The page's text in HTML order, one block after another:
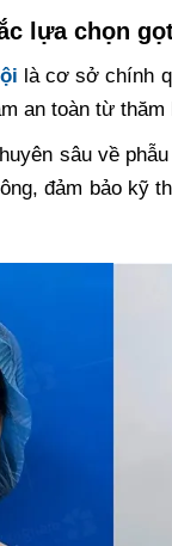
lựa chọn
là cơ sở chính
an toàn từ
sâu về
đảm bảo kỹ